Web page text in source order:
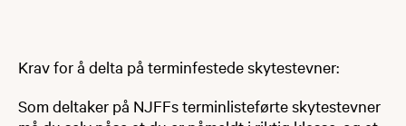
Krav for å delta på terminfestede skytestevner:
Som deltaker på NJFFs terminlisteførte skytestevner